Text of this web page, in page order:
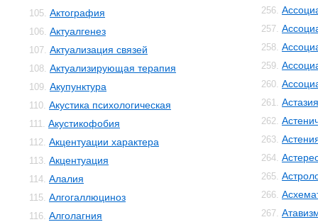
105. Актография
106. Актуалгенез
107. Актуализация связей
108. Актуализирующая терапия
109. Акупунктура
110. Акустика психологическая
111. Акустикофобия
112. Акцентуации характера
113. Акцентуация
114. Алалия
115. Алгогаллюциноз
116. Алголагния
256.
257.
258.
259.
260.
261. Астазия
262.
263.
264.
265.
266.
267.